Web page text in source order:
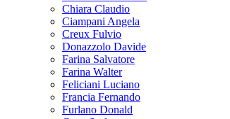
Chiara Claudio
Ciampani Angela
Creux Fulvio
Donazzolo Davide
Farina Salvatore
Farina Walter
Feliciani Luciano
Francia Fernando
Furlano Donald